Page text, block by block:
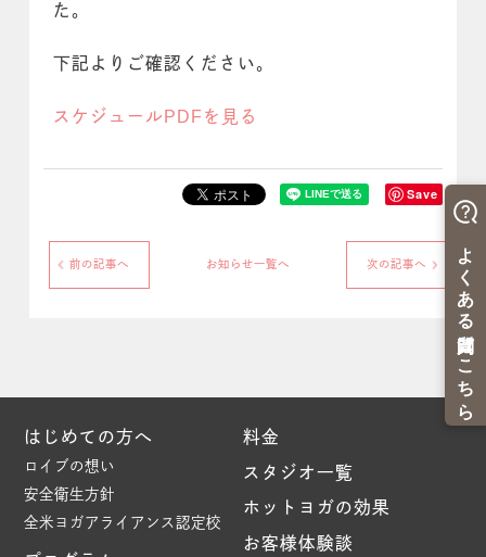
た。
下記よりご確認ください。
スケジュールPDFを見る
Save
前の記事へ お知らせ一覧へ 次の記事へ
はじめての方へ
ロイブの想い
安全衛生方針
全米ヨガアライアンス認定校
料金
スタジオ一覧
ホットヨガの効果
お客様体験談